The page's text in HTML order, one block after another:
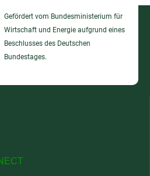
Gefördert vom Bundesministerium für
Wirtschaft und Energie aufgrund eines
Beschlusses des Deutschen
Bundestages.